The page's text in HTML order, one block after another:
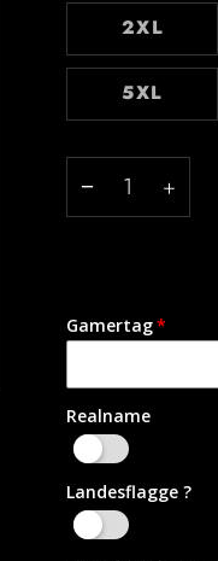
2XL
5XL
− +
Gamertag
Realname
Landesflagge ?